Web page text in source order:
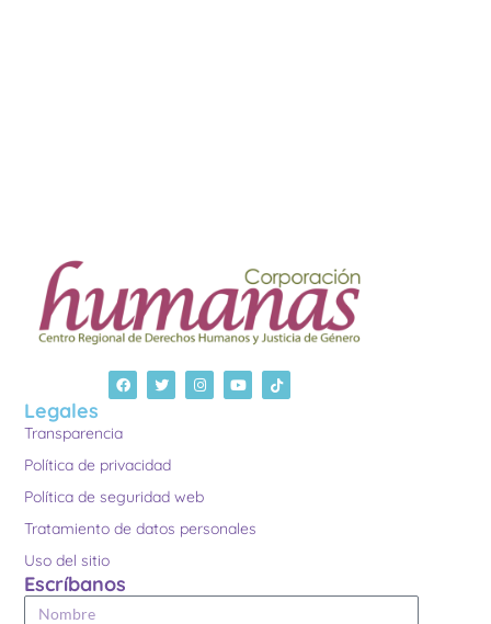
Legales
Transparencia
Política de privacidad
Política de seguridad web
Tratamiento de datos personales
Uso del sitio
Escríbanos